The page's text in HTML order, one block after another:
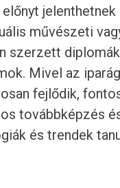
jelenthetnek
művészeti
szerzett
Mivel az iparág
fejlődik,
továbbképzés
és trendek